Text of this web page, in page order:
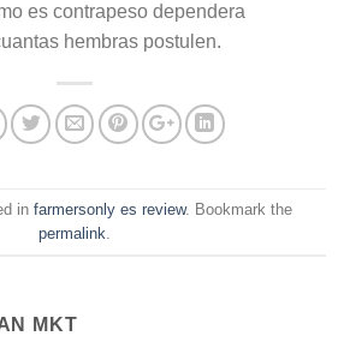
es contrapeso dependera
hembras postulen.
in farmersonly es review. Bookmark the
permalink
MKT